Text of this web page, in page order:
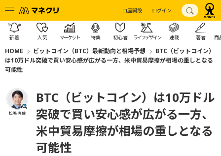
口座開設 ログイン
新着 人気 マーケット 特集 初心者 ライフデザイン 連載 著者 商
HOME ビットコイン（BTC）最新動向と相場予想
BTC（ビットコイン）
は10万ドル突破で買い安心感が広がる一方、米中貿易摩擦が相場の重しとなる
可能性
松嶋 真倫
BTC（ビットコイン）は10万ドル
突破で買い安心感が広がる一方、
米中貿易摩擦が相場の重しとなる
可能性